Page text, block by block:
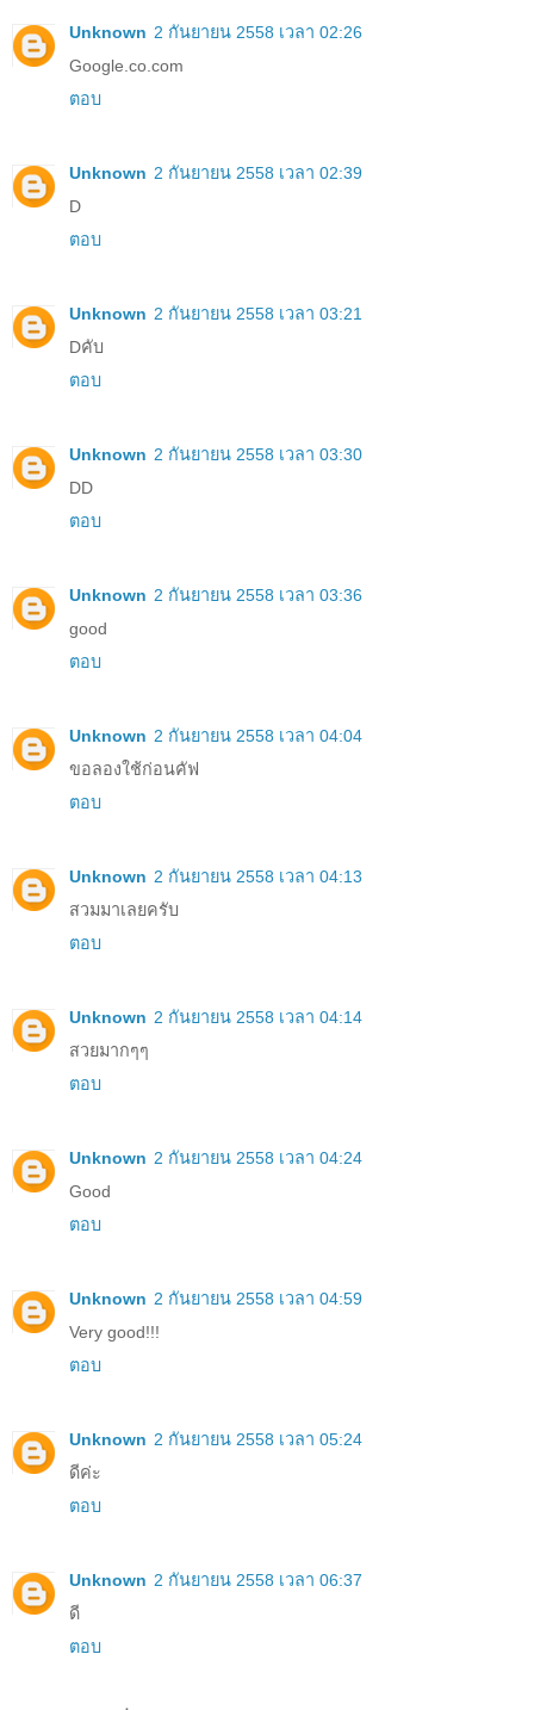
Unknown 2 กันยายน 2558 เวลา 02:26
Google.co.com
ตอบ
Unknown 2 กันยายน 2558 เวลา 02:39
D
ตอบ
Unknown 2 กันยายน 2558 เวลา 03:21
Dคับ
ตอบ
Unknown 2 กันยายน 2558 เวลา 03:30
DD
ตอบ
Unknown 2 กันยายน 2558 เวลา 03:36
good
ตอบ
Unknown 2 กันยายน 2558 เวลา 04:04
ขอลองใช้ก่อนคัฟ
ตอบ
Unknown 2 กันยายน 2558 เวลา 04:13
สวมมาเลยครับ
ตอบ
Unknown 2 กันยายน 2558 เวลา 04:14
สวยมากๆๆ
ตอบ
Unknown 2 กันยายน 2558 เวลา 04:24
Good
ตอบ
Unknown 2 กันยายน 2558 เวลา 04:59
Very good!!!
ตอบ
Unknown 2 กันยายน 2558 เวลา 05:24
ดีค่ะ
ตอบ
Unknown 2 กันยายน 2558 เวลา 06:37
ดี
ตอบ